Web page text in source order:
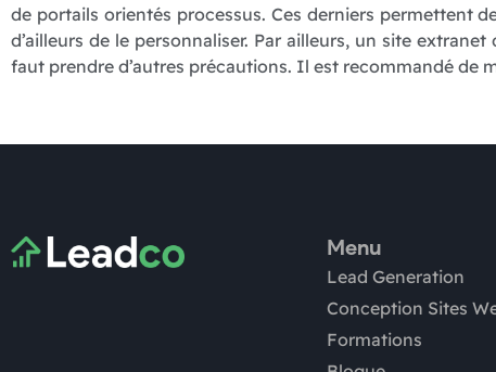
de portails orientés processus. Ces derniers permettent
d’ailleurs de le personnaliser. Par ailleurs, un site
faut prendre d’autres précautions. Il est recommandé de
Menu
Lead Generation
Conception Sites
Formations